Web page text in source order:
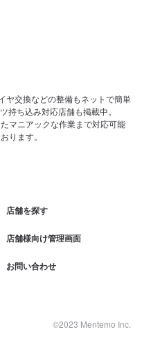
ヤ交換などの整備もネットで簡単
持ち込み対応店舗も掲載中。
マニアックな作業まで対応可能
ります。
店舗を探す
店舗様向け管理画面
お問い合わせ
©2023 Mentemo Inc.